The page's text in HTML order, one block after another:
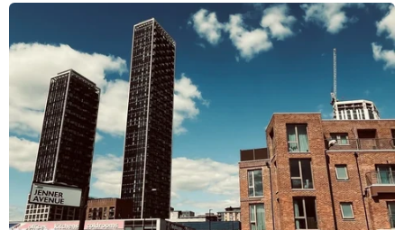
Mô hình cup vàng World Cup 2026 tại Sân bay quốc tế Benito
Juárez, thủ đô Mexico City, Mexico. (Ảnh: Phi Hùng/TTXVN)
Theo phóng viên TTXVN tại Mexico, chiếc cúp
danh giá nhất của bóng đá thế giới đã xuất hiện
tại Mexico City, mang đến cơ hội hiếm có để